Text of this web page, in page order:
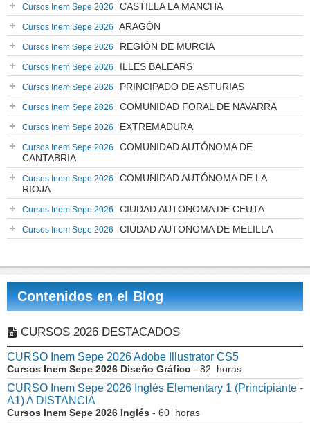
Cursos Inem Sepe 2026 CASTILLA LA MANCHA
Cursos Inem Sepe 2026 ARAGÓN
Cursos Inem Sepe 2026 REGIÓN DE MURCIA
Cursos Inem Sepe 2026 ILLES BALEARS
Cursos Inem Sepe 2026 PRINCIPADO DE ASTURIAS
Cursos Inem Sepe 2026 COMUNIDAD FORAL DE NAVARRA
Cursos Inem Sepe 2026 EXTREMADURA
Cursos Inem Sepe 2026
COMUNIDAD AUTÓNOMA DE
CANTABRIA
Cursos Inem Sepe 2026
COMUNIDAD AUTÓNOMA DE LA
RIOJA
Cursos Inem Sepe 2026 CIUDAD AUTONOMA DE CEUTA
Cursos Inem Sepe 2026 CIUDAD AUTONOMA DE MELILLA
Contenidos en el Blog
CURSOS 2026 DESTACADOS
CURSO Inem Sepe 2026 Adobe Illustrator CS5
Cursos Inem Sepe 2026 Diseño Gráfico - 82 horas
CURSO Inem Sepe 2026 Inglés Elementary 1 (Principiante -
A1) A DISTANCIA
Cursos Inem Sepe 2026 Inglés - 60 horas